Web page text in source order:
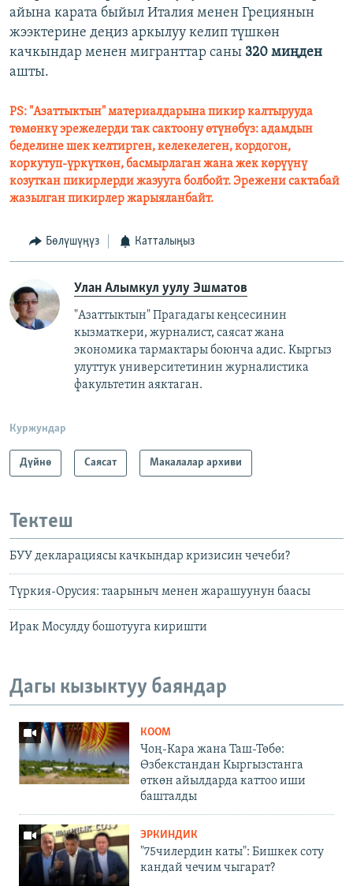
айына карата быйыл Италия менен Грециянын
жээктерине деңиз аркылуу келип түшкөн
качкындар менен мигранттар саны 320 миңден
ашты.
PS: "Азаттыктын" материалдарына пикир калтырууда
төмөнкү эрежелерди так сактоону өтүнөбүз: адамдын
беделине шек келтирген, келекелеген, кордогон,
коркутуп-үркүткөн, басмырлаган жана жек көрүүнү
козуткан пикирлерди жазууга болбойт. Эрежени сактабай
жазылган пикирлер жарыяланбайт.
Бөлүшүңүз Катталыңыз
Улан Алымкул уулу Эшматов
"Азаттыктын" Прагадагы кеңсесинин
кызматкери, журналист, саясат жана
экономика тармактары боюнча адис. Кыргыз
улуттук университетинин журналистика
факультетин аяктаган.
Куржундар
Дүйнө Саясат Макалалар архиви
Тектеш
БУУ декларациясы качкындар кризисин чечеби?
Түркия-Орусия: таарыныч менен жарашуунун баасы
Ирак Мосулду бошотууга киришти
Дагы кызыктуу баяндар
КООМ
Чоң-Кара жана Таш-Төбө:
Өзбекстандан Кыргызстанга
өткөн айылдарда каттоо иши
башталды
ЭРКИНДИК
"75чилердин каты": Бишкек соту
кандай чечим чыгарат?